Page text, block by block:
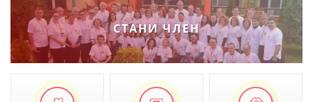
ДЕЈСТВУВАЊЕ
ПРИРАЧНИЦИ
СТАНИ ЧЛЕН